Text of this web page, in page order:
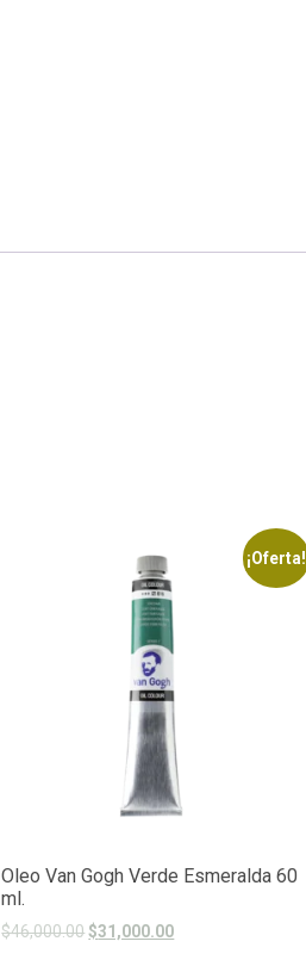
¡Oferta!
Oleo Van Gogh Verde Esmeralda 60
ml.
$46,000.00 $31,000.00